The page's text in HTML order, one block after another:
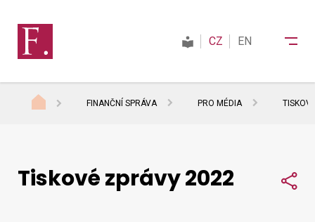
Daně
CZ EN
FINANČNÍ SPRÁVA PRO MÉDIA
Tiskové zprávy 2022